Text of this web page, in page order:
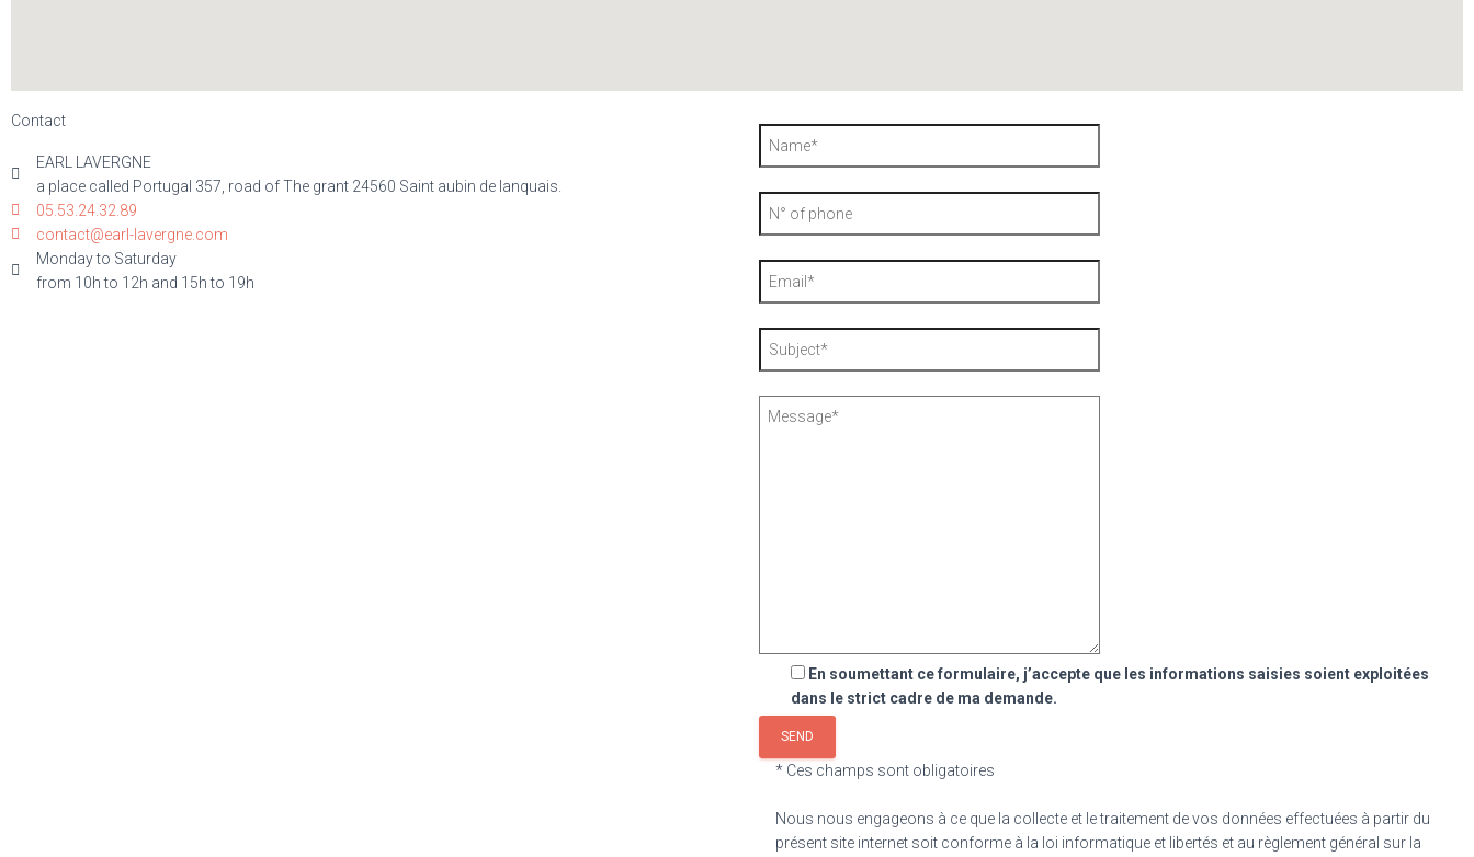
Contact
EARL LAVERGNE
a place called Portugal 357, road of The grant 24560 Saint aubin de lanquais.
05.53.24.32.89
contact@earl-lavergne.com
Monday to Saturday
from 10h to 12h and 15h to 19h
En soumettant ce formulaire, j’accepte que les informations saisies soient exploitées
dans le strict cadre de ma demande.
* Ces champs sont obligatoires
Nous nous engageons à ce que la collecte et le traitement de vos données effectuées à partir du
présent site internet soit conforme à la loi informatique et libertés et au règlement général sur la